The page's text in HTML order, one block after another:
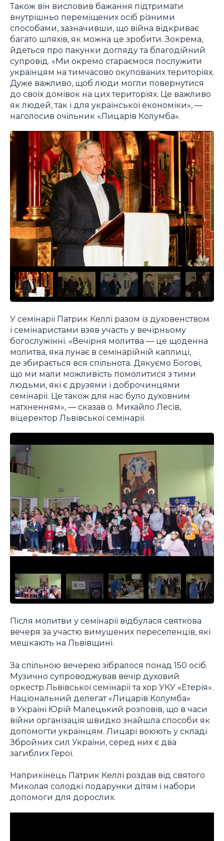
Також він висловив бажання підтримати
внутрішньо переміщених осіб різними
способами, зазначивши, що війна відкриває
багато шляхів, як можна це зробити. Зокрема,
йдеться про пакунки догляду та благодійний
супровід. «Ми окремо стараємося послужити
українцям на тимчасово окупованих територіях.
Дуже важливо, щоб люди могли повернутися
до своїх домівок на цих територіях. Це важливо
як людей, так і для української економіки», —
наголосив очільник «Лицарів Колумба».
У семінарії Патрик Келлі разом із духовенством
і семінаристами взяв участь у вечірньому
богослужінні. «Вечірня молитва — це щоденна
молитва, яка лунає в семінарійній каплиці,
де збирається вся спільнота. Дякуємо Богові,
що ми мали можливість помолитися з тими
людьми, які є друзями і доброчинцями
семінарії. Це також для нас було духовним
натхненням», — сказав о. Михайло Лесів,
віцеректор Львівської семінарії.
Після молитви у семінарії відбулася святкова
вечеря за участю вимушених переселенців, які
мешкають на Львівщині.
За спільною вечерею зібралося понад 150 осіб.
Музично супроводжував вечір духовий
оркестр Львівської семінарії та хор УКУ «Етерія».
Національний делегат «Лицарів Колумба»
в Україні Юрій Малецький розповів, що в часи
війни організація швидко знайшла способи як
допомогти українцям. Лицарі воюють у складі
Збройних сил України, серед них є два
загиблих Герої.
Наприкінець Патрик Келлі роздав від святого
Миколая солодкі подарунки дітям і набори
допомоги для дорослих.